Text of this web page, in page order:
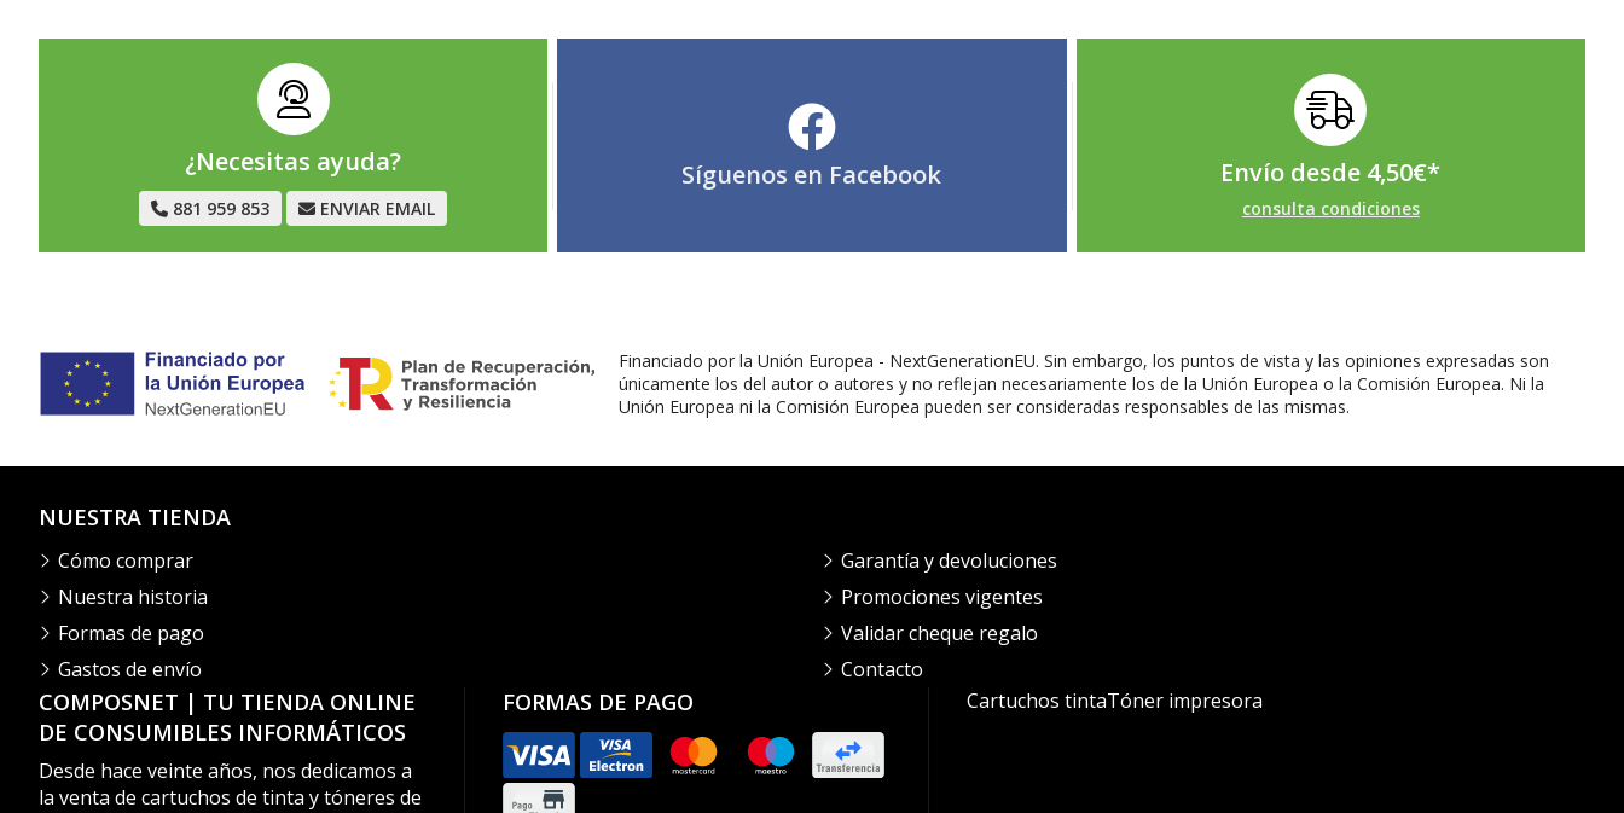
¿Necesitas ayuda?
881 959 853 ENVIAR EMAIL
Síguenos en Facebook Envío desde 4,50€*
consulta condiciones
Financiado por la Unión Europea - NextGenerationEU. Sin embargo, los puntos de vista y las opiniones expresadas son
únicamente los del autor o autores y no reflejan necesariamente los de la Unión Europea o la Comisión Europea. Ni la
Unión Europea ni la Comisión Europea pueden ser consideradas responsables de las mismas.
COMPOSNET | TU TIENDA ONLINE
DE CONSUMIBLES INFORMÁTICOS
Desde hace veinte años, nos dedicamos a
la venta de cartuchos de tinta y tóneres de
FORMAS DE PAGO
NUESTRA TIENDA
Cómo comprar
Nuestra historia
Formas de pago
Gastos de envío
Garantía y devoluciones
Promociones vigentes
Validar cheque regalo
Contacto
Cartuchos tintaTóner impresora